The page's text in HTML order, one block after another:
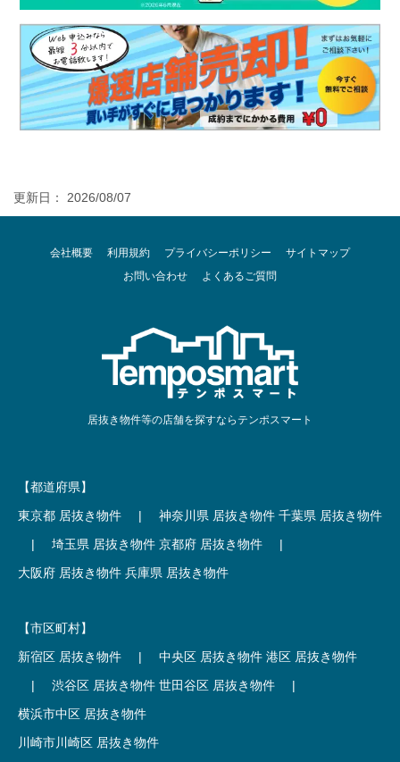
更新日： 2026/08/07
会社概要 利用規約 プライバシーポリシー
サイトマップ
お問い合わせ
よくあるご質問
居抜き物件等の店舗を探すならテンポスマート
【都道府県】
東京都 居抜き物件
| 神奈川県 居抜き物件 千葉県 居抜き物件
|
埼玉県 居抜き物件 京都府 居抜き物件
|
大阪府 居抜き物件 兵庫県 居抜き物件
【市区町村】
新宿区 居抜き物件
| 中央区 居抜き物件 港区 居抜き物件
|
渋谷区 居抜き物件 世田谷区 居抜き物件
|
横浜市中区 居抜き物件
川崎市川崎区 居抜き物件